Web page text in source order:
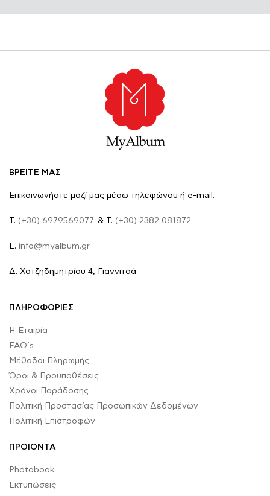
ΒΡΕΙΤΕ ΜΑΣ
Επικοινωνήστε μαζί μας μέσω τηλεφώνου ή e-mail.
Τ. (+30) 6979569077 & Τ. (+30) 2382 081872
E. info@myalbum.gr
Δ. Χατζηδημητρίου 4, Γιαννιτσά
ΠΛΗΡΟΦΟΡΙΕΣ
Η Εταιρία
FAQ’s
Μέθοδοι Πληρωμής
Όροι & Προϋποθέσεις
Χρόνοι Παράδοσης
Πολιτική Προστασίας Προσωπικών Δεδομένων
Πολιτική Επιστροφών
ΠΡΟΙΟΝΤΑ
Photobook
Εκτυπώσεις